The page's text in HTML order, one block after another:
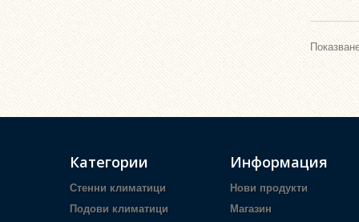
Категории
Стенни климатици
Подови климатици
Информация
Нови продукти
Магазин